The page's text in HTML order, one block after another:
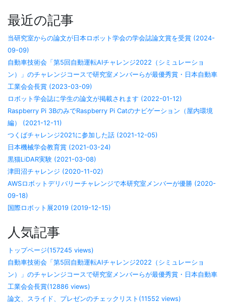
最近の記事
当研究室からの論文が日本ロボット学会の学会誌論文賞を受賞 (2024-
09-09)
自動車技術会「第5回自動運転AIチャレンジ2022（シミュレーショ
ン）」のチャレンジコースで研究室メンバーらが最優秀賞・日本自動車
工業会会長賞 (2023-03-09)
ロボット学会誌に学生の論文が掲載されます (2022-01-12)
Raspberry Pi 3BのみでRaspberry Pi Catのナビゲーション（屋内環境
編） (2021-12-11)
つくばチャレンジ2021に参加した話 (2021-12-05)
日本機械学会教育賞 (2021-03-24)
黒猫LiDAR実験 (2021-03-08)
津田沼チャレンジ (2020-11-02)
AWSロボットデリバリーチャレンジで本研究室メンバーが優勝 (2020-
09-18)
国際ロボット展2019 (2019-12-15)
人気記事
トップページ(157245 views)
自動車技術会「第5回自動運転AIチャレンジ2022（シミュレーショ
ン）」のチャレンジコースで研究室メンバーらが最優秀賞・日本自動車
工業会会長賞(12886 views)
論文、スライド、プレゼンのチェックリスト(11552 views)